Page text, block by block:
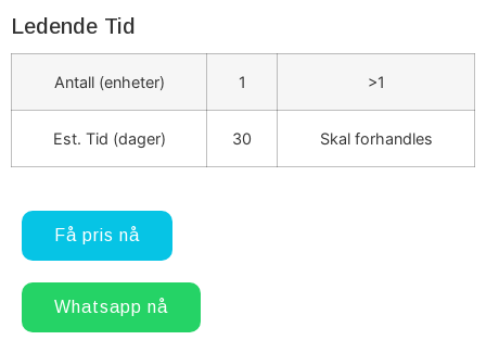
Ledende Tid
Antall (enheter) 1 >1
Est. Tid (dager) 30 Skal forhandles
Få pris nå
Whatsapp nå